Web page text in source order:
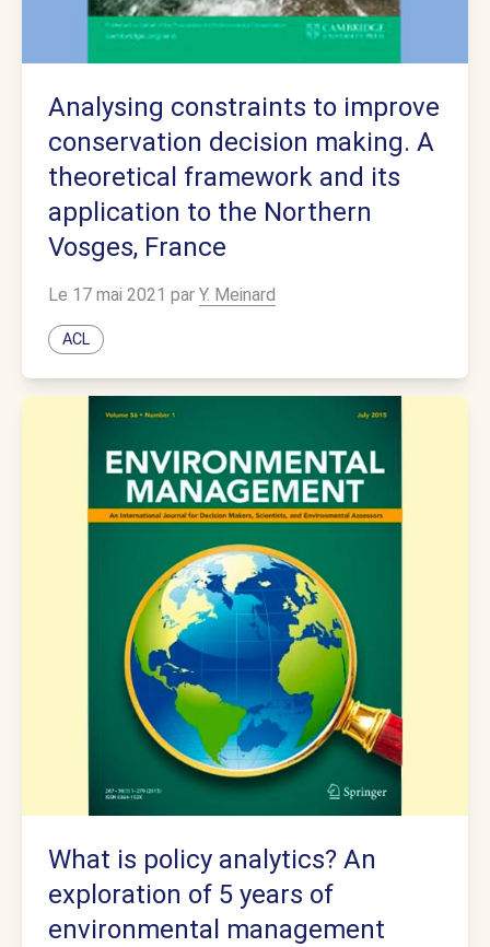
Analysing constraints to improve
conservation decision making. A
theoretical framework and its
application to the Northern
Vosges, France
Le 17 mai 2021 par Y. Meinard
ACL
What is policy analytics? An
exploration of 5 years of
environmental management